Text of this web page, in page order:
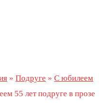
» Подруге » С юбилеем
55 лет подруге в прозе